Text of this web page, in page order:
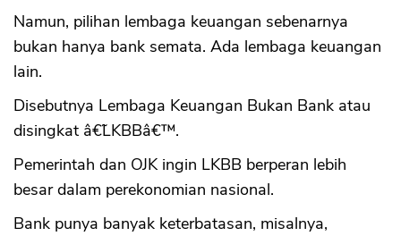
Namun, pilihan lembaga keuangan sebenarnya
bukan hanya bank semata. Ada lembaga keuangan
lain.
Disebutnya Lembaga Keuangan Bukan Bank atau
disingkat â€˜LKBBâ€™.
Pemerintah dan OJK ingin LKBB berperan lebih
besar dalam perekonomian nasional.
Bank punya banyak keterbatasan, misalnya,